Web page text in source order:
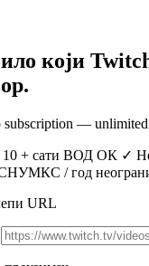
који
— unlimited
10 + сати ВОД ОК ✓
/ год
URL